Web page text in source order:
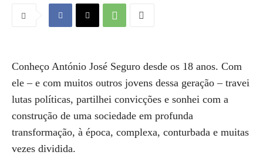
Conheço António José Seguro desde os 18 anos. Com
ele – e com muitos outros jovens dessa geração – travei
lutas políticas, partilhei convicções e sonhei com a
construção de uma sociedade em profunda
transformação, à época, complexa, conturbada e muitas
vezes dividida.